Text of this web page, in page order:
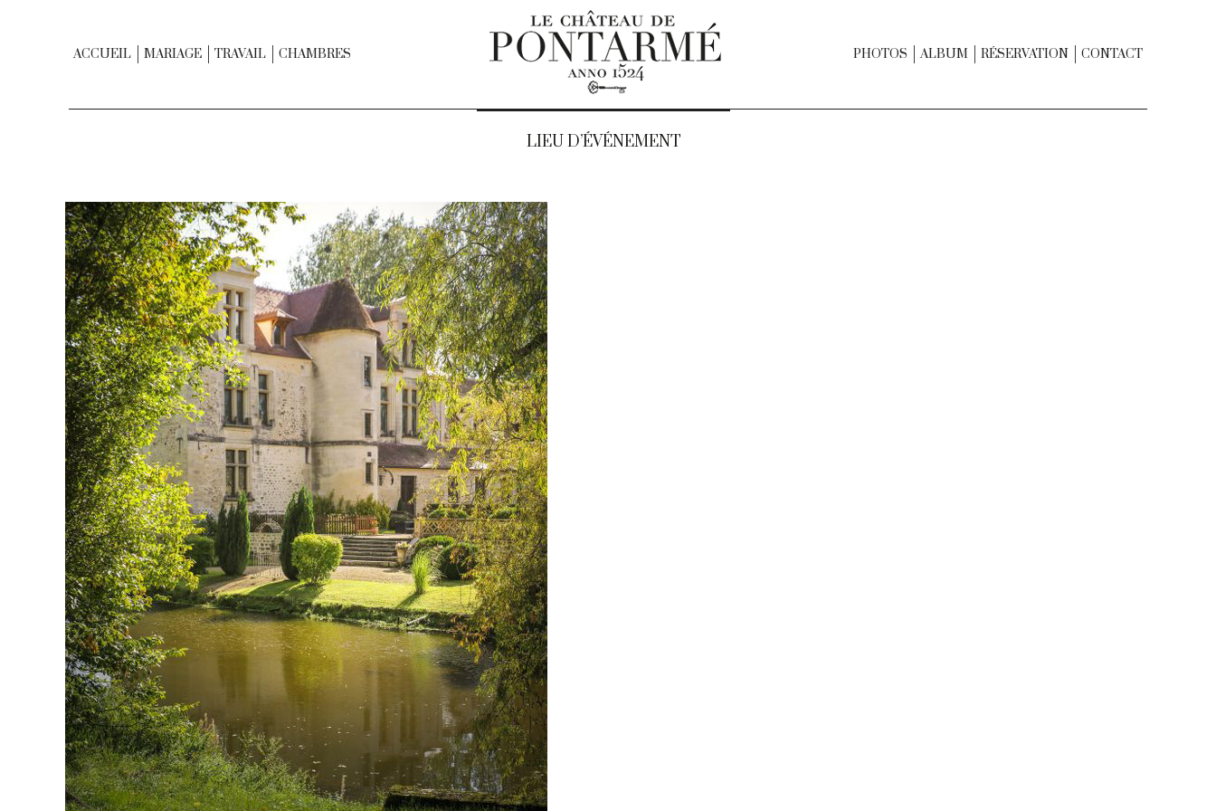
ACCUEIL MARIAGE TRAVAIL CHAMBRES PHOTOS ALBUM RÉSERVATION CONTACT
LIEU D’ÉVÉNEMENT